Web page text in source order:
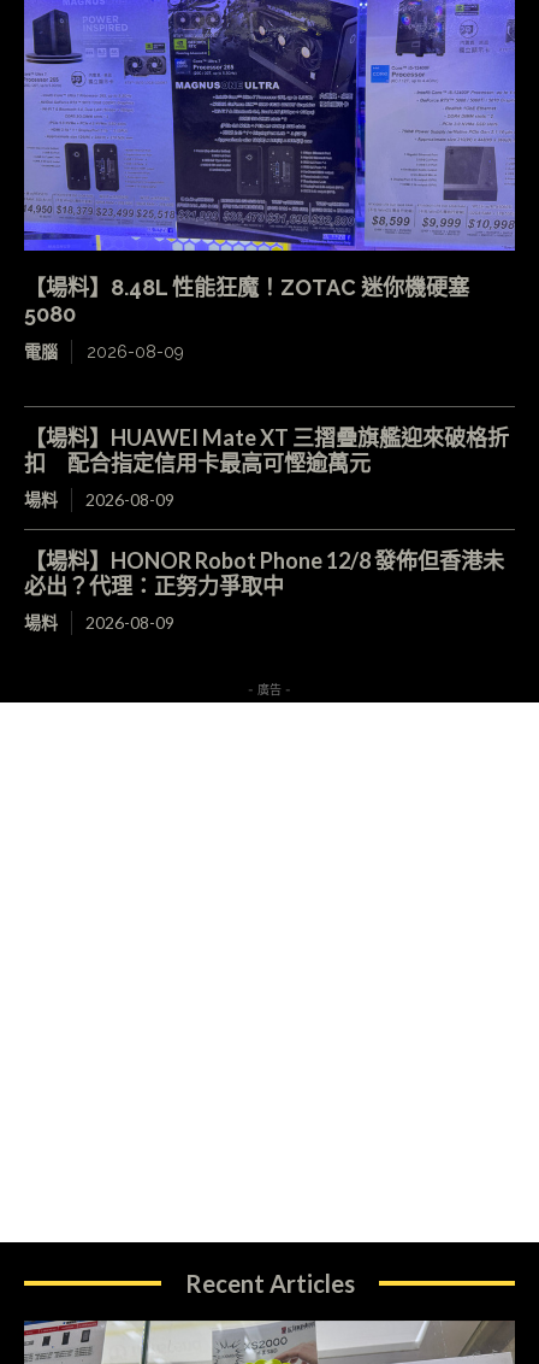
【場料】8.48L 性能狂魔！ZOTAC 迷你機硬塞
5080
電腦 2026-08-09
【場料】HUAWEI Mate XT 三摺疊旗艦迎來破格折
扣 配合指定信用卡最高可慳逾萬元
場料 2026-08-09
【場料】HONOR Robot Phone 12/8 發佈但香港未
必出？代理：正努力爭取中
場料 2026-08-09
- 廣告 -
Recent Articles